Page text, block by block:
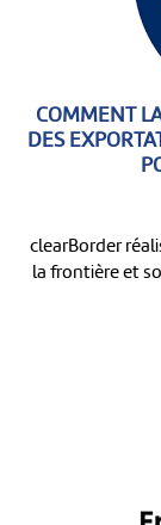
COMMENT
DES
clearBorder
la frontière et